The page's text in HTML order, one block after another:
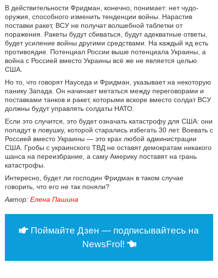
В действительности Фридман, конечно, понимает: нет чудо-
оружия, способного изменить тенденции войны. Нарастив
поставки ракет, ВСУ не получат волшебной таблетки от
поражения. Ракеты будут сбиваться, будут адекватные ответы,
будет усиление войны другими средствами. На каждый яд есть
противоядие. Потенциал России выше потенциала Украины, а
война с Россией вместо Украины всё же не является целью
США.
Но то, что говорят Науседа и Фридман, указывает на некоторую
панику Запада. Он начинает метаться между переговорами и
поставками танков и ракет, которыми вскоре вместо солдат ВСУ
должны будут управлять солдаты НАТО.
Если это случится, это будет означать катастрофу для США: они
попадут в ловушку, которой старались избегать 30 лет. Воевать с
Россией вместо Украины — это крах любой администрации
США. Гробы с украинского ТВД не оставят демократам никакого
шанса на переизбрание, а саму Америку поставят на грань
катастрофы.
Интересно, будет ли господин Фридман в таком случае
говорить, что его не так поняли?
Автор: Елена Пашина
Поймайте Дзен — подписывайтесь на
NewsFrol!